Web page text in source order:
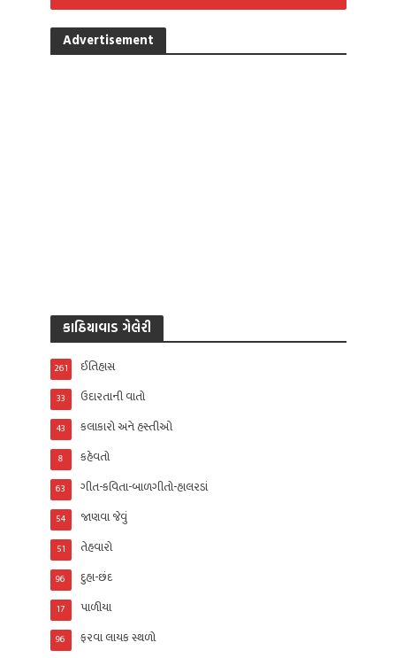
Advertisement
કાઠિયાવાડ ગેલેરી
ઈતિહાસ
261
ઉદારતાની વાતો
33
કલાકારો અને હસ્તીઓ
43
કહેવતો
8
ગીત-કવિતા-બાળગીતો-હાલરડાં
63
જાણવા જેવું
54
તેહવારો
51
દુહા-છંદ
96
પાળીયા
17
ફરવા લાયક સ્થળો
96